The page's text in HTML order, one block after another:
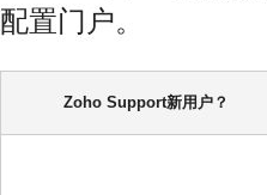
配置门户。
Zoho Support新用户？